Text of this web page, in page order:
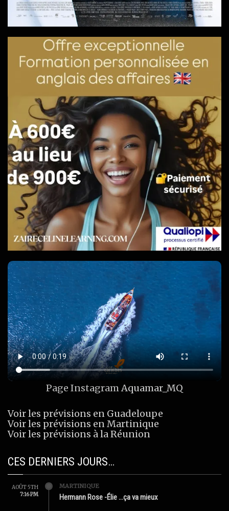
Page InstagramAquamar_MQ
Voir les prévisions en Guadeloupe
Voir les prévisions en Martinique
Voir les prévisions à la Réunion
CES DERNIERS JOURS…
AOÛT 5TH
7:16 PM
MARTINIQUE
Hermann Rose -Élie …ça va mieux